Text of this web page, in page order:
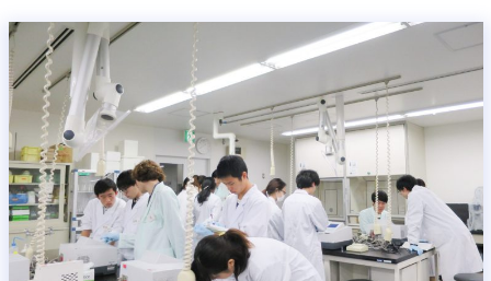
基幹理工学部・創造理工学部・先進理工学部 指定学
科 【3年春学期必修(夏季集中)】